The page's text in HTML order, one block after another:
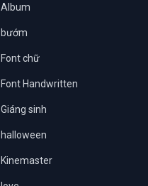
Album
bướm
Font chữ
Font Handwritten
Giáng sinh
halloween
Kinemaster